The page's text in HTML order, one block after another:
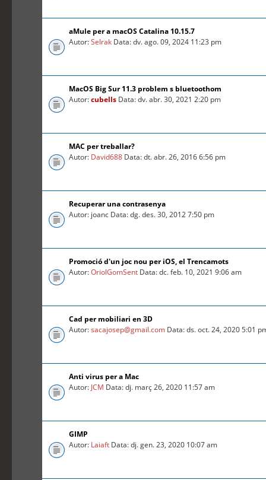
aMule per a macOS Catalina 10.15.7
Autor:Selrak Data: dv. ago. 09, 2024 11:23 pm
MacOS Big Sur 11.3 problem s bluetoothom
Autor:cubells Data: dv. abr. 30, 2021 2:20 pm
MAC per treballar?
Autor: David688 Data: dt. abr. 26, 2016 6:56 pm
Recuperar una contrasenya
Autor: joanc Data: dg. des. 30, 2012 7:50 pm
Promoció d'un joc nou per iOS, el Trencamots
Autor:OriolGomSent Data: dc. feb. 10, 2021 9:06 am
Cad per mobiliari en 3D
Autor:sacajosep@gmail.com Data: ds. oct. 24, 2020 5:01
Anti virus per a Mac
Autor: JCM Data: dj. març 26, 2020 11:57 am
GIMP
Autor: Laiaft Data: dj. gen. 23, 2020 10:07 am